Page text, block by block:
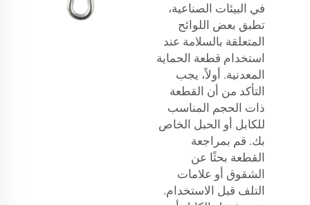
في البيئات الصناعية،
تطبق بعض اللوائح
المتعلقة بالسلامة عند
استخدام قطعة الحماية
المعدنية. أولاً، يجب
التأكد من أن القطعة
ذات الحجم المناسب
للكابل أو الحبل الخاص
بك. قم بمراجعة
القطعة بحثًا عن
الشقوق أو علامات
التلف قبل الاستخدام.